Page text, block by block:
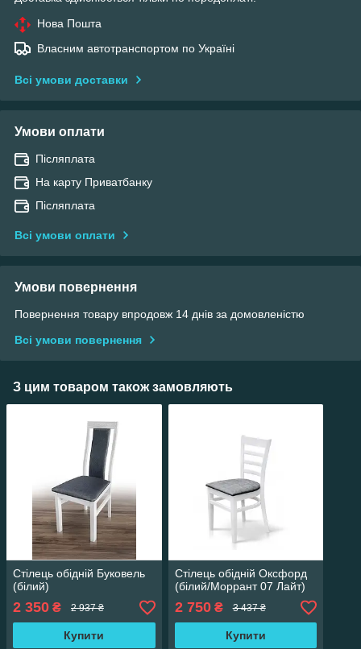
Нова Пошта
Власним автотранспортом по Україні
Всі умови доставки
Умови оплати
Післяплата
На карту Приватбанку
Післяплата
Всі умови оплати
Умови повернення
Повернення товару впродовж 14 днів за домовленістю
Всі умови повернення
З цим товаром також замовляють
Стілець обідній Буковель
(білий)
2 350 ₴ 2 937 ₴
Купити
Стілець обідній Оксфорд
(білий/Моррант 07 Лайт)
2 750₴ 3 437 ₴
Купити